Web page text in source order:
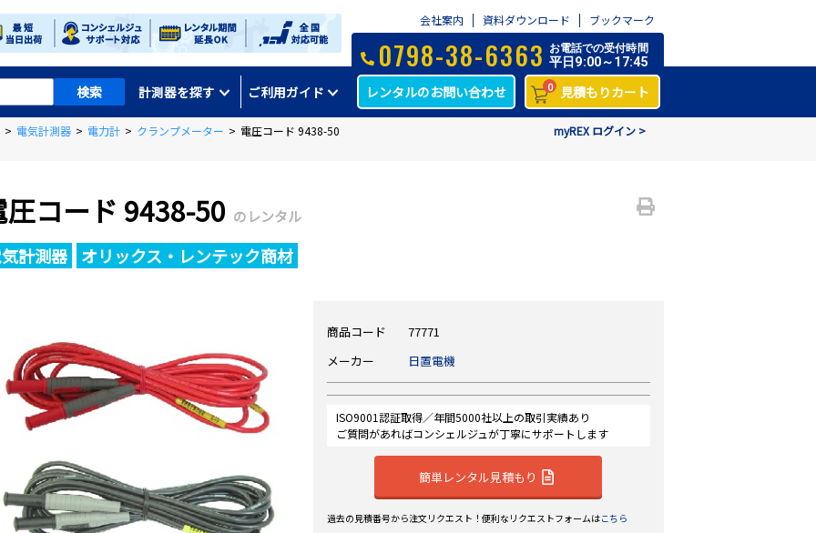
会社案内 資料ダウンロード ブックマーク
計測器を探す ご利用ガイド
0798-38-6363 お電話での受付時間
平日9:00～17:45
レンタルのお問い合わせ 0 見積もりカート
myREX ログイン >
> 電気計測器 > 電力計 > クランプメーター > 電圧コード 9438-50
圧コード 9438-50 のレンタル
計測器 オリックス・レンテック商材
商品コード
77771
メーカー
日置電機
ISO9001認証取得／年間5000社以上の取引実績あり
ご質問があればコンシェルジュが丁寧にサポートします
簡単レンタル見積もり
過去の見積番号から注文リクエスト！便利なリクエストフォームはこちら